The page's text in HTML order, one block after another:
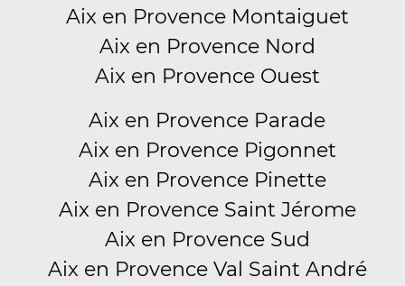
Aix en Provence Montaiguet
Aix en Provence Nord
Aix en Provence Ouest
Aix en Provence Parade
Aix en Provence Pigonnet
Aix en Provence Pinette
Aix en Provence Saint Jérome
Aix en Provence Sud
Aix en Provence Val Saint André